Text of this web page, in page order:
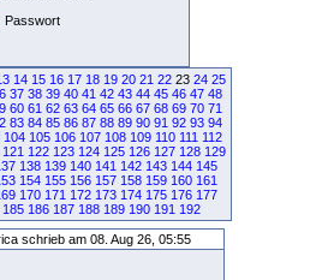
Passwort
14 15 16 17 18 19 20 21 2223 24 25
37 38 39 40 41 42 43 44 45 46 47 48
60 61 62 63 64 65 66 67 68 69 70 71
83 84 85 86 87 88 89 90 91 92 93 94
104 105 106 107 108 109 110 111 112
121 122 123 124 125 126 127 128 129
138 139 140 141 142 143 144 145
154 155 156 157 158 159 160 161
170 171 172 173 174 175 176 177
185 186 187 188 189 190 191 192
schrieb am 08. Aug 26, 05:55